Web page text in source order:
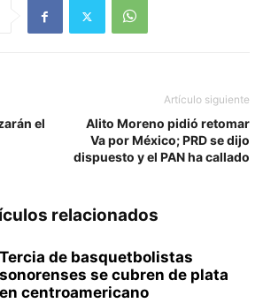
el
Artículo siguiente
Alito Moreno pidió retomar
Va por México; PRD se dijo
dispuesto y el PAN ha callado
relacionados
Tercia de basquetbolistas
sonorenses se cubren de plata
en centroamericano